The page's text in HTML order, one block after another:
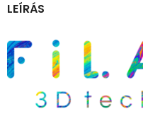
LEÍRÁS